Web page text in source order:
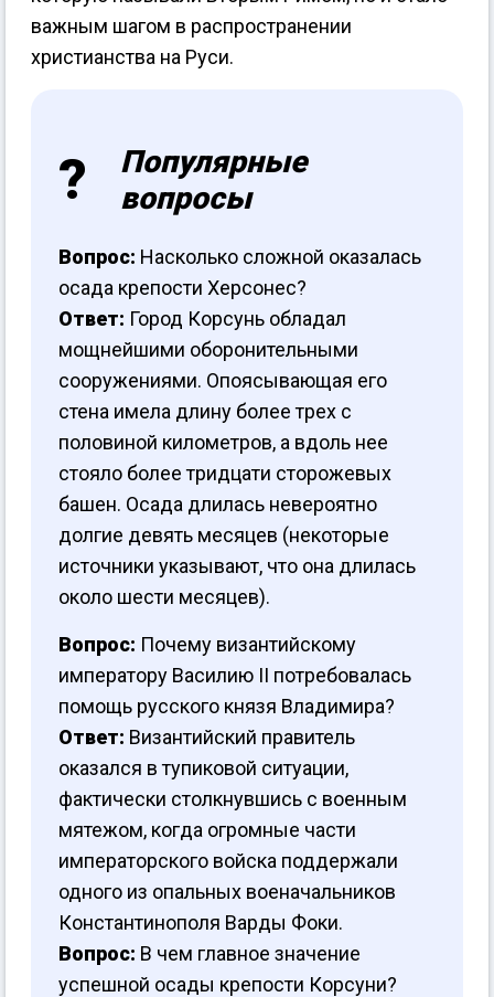
важным шагом в распространении
христианства на Руси.
Популярные
вопросы
Вопрос: Насколько сложной оказалась
осада крепости Херсонес?
Ответ: Город Корсунь обладал
мощнейшими оборонительными
сооружениями. Опоясывающая его
стена имела длину более трех с
половиной километров, а вдоль нее
стояло более тридцати сторожевых
башен. Осада длилась невероятно
долгие девять месяцев (некоторые
источники указывают, что она длилась
около шести месяцев).
Вопрос: Почему византийскому
императору Василию II потребовалась
помощь русского князя Владимира?
Ответ: Византийский правитель
оказался в тупиковой ситуации,
фактически столкнувшись с военным
мятежом, когда огромные части
императорского войска поддержали
одного из опальных военачальников
Константинополя Варды Фоки.
Вопрос: В чем главное значение
успешной осады крепости Корсуни?